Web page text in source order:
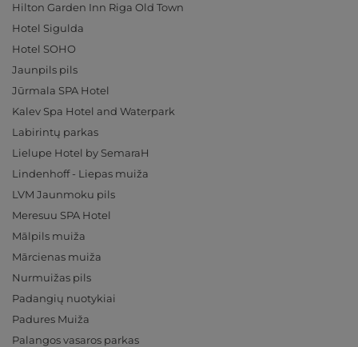
Hilton Garden Inn Riga Old Town
Hotel Sigulda
Hotel SOHO
Jaunpils pils
Jūrmala SPA Hotel
Kalev Spa Hotel and Waterpark
Labirintų parkas
Lielupe Hotel by SemaraH
Lindenhoff - Liepas muiža
LVM Jaunmoku pils
Meresuu SPA Hotel
Mālpils muiža
Mārcienas muiža
Nurmuižas pils
Padangių nuotykiai
Padures Muiža
Palangos vasaros parkas